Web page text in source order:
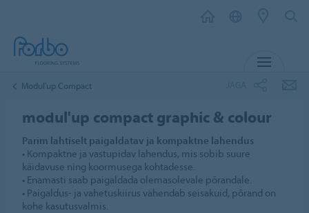
Modul'up Compact
modul'up compact graphic & colour
Parim lahtiselt paigaldatav ja kompaktne lahendus
• Kompaktne ja vastupidav lahendus, mis sobib suure
käidavuse ning koormusega kohtadesse.
• Enamasti saab paigaldada olemasolevale põrandale.
• Paigaldus- ja vahetuskiirus vähendab seisakuid, põrand on
kohe kasutusvalmis.